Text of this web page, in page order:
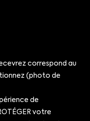
correspond au
(photo de
de
votre